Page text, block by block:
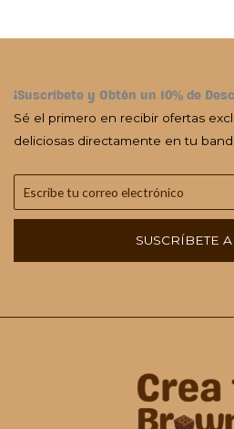
¡Suscríbete y Obtén un 10% de
Sé el primero en recibir ofertas
deliciosas directamente en tu
SUSCRÍBETE